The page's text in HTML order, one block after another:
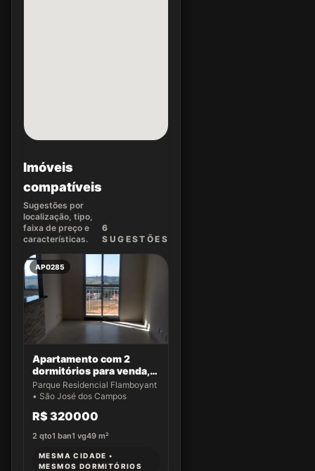
Imóveis
compatíveis
Sugestões por
localização, tipo,
faixa de preço e
características.
6
SUGEST ÕES
AP0285
Apartamento com 2
dormitórios para venda,
49 m² por R$ 320.000,00
- Parque Residencial
dos Campos/SP
Parque Residencial Flamboyant
• São José dos Campos
R$ 320000
2 qto1 ban1 vg49 m²
MESMA CIDADE •
MESMOS DORMITÓRIOS